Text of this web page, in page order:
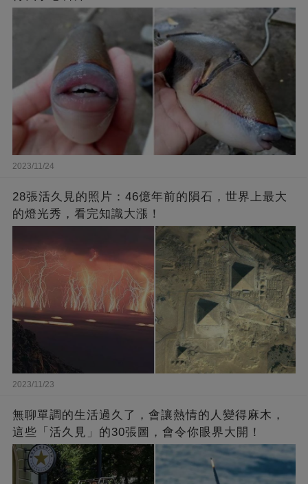
2023/11/24
28張活久見的照片：46億年前的隕石，世界上最大
的燈光秀，看完知識大漲！
2023/11/23
無聊單調的生活過久了，會讓熱情的人變得麻木，
這些「活久見」的30張圖，會令你眼界大開！